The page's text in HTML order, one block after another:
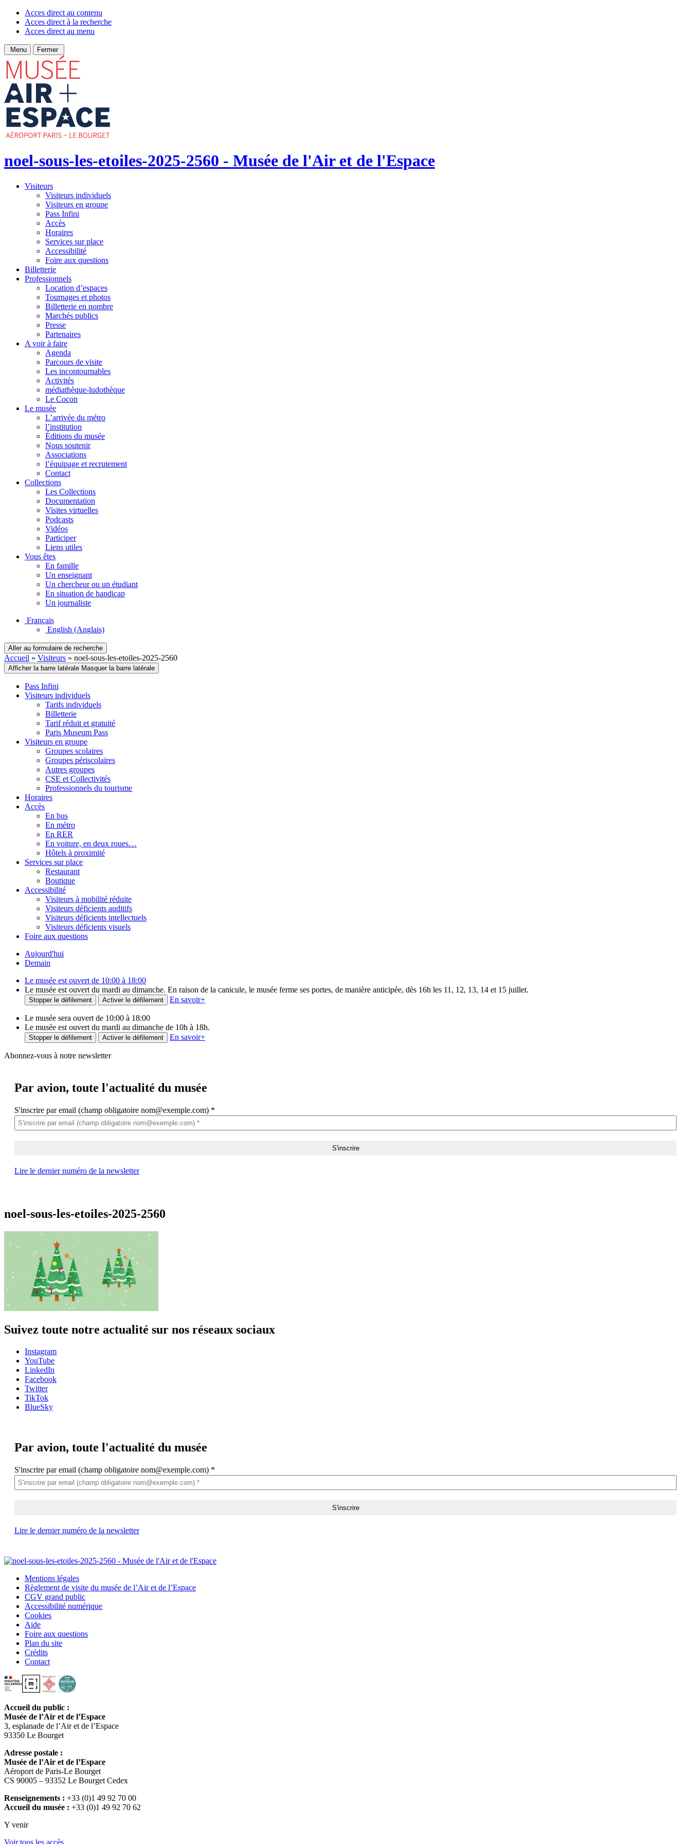
Acces direct au contenu
Acces direct à la recherche
Acces direct au menu
Menu Fermer
noel-sous-les-etoiles-2025-2560 - Musée de l'Air et de l'Espace
Visiteurs
Visiteurs individuels
Visiteurs en groupe
Pass Infini
Accès
Horaires
Services sur place
Accessibilité
Foire aux questions
Billetterie
Professionnels
Location d’espaces
Tournages et photos
Billetterie en nombre
Marchés publics
Presse
Partenaires
A voir à faire
Agenda
Parcours de visite
Les incontournables
Activités
médiathèque-ludothèque
Le Cocon
Le musée
L’arrivée du métro
l’institution
Éditions du musée
Nous soutenir
Associations
l’équipage et recrutement
Contact
Collections
Les Collections
Documentation
Visites virtuelles
Podcasts
Vidéos
Participer
Liens utiles
Vous êtes
En famille
Un enseignant
Un chercheur ou un étudiant
En situation de handicap
Un journaliste
Français
English (Anglais)
Aller au formulaire de recherche
Accueil » Visiteurs » noel-sous-les-etoiles-2025-2560
Afficher la barre latérale Masquer la barre latérale
Pass Infini
Visiteurs individuels
Tarifs individuels
Billetterie
Tarif réduit et gratuité
Paris Museum Pass
Visiteurs en groupe
Groupes scolaires
Groupes périscolaires
Autres groupes
CSE et Collectivités
Professionnels du tourisme
Horaires
Accès
En bus
En métro
En RER
En voiture, en deux roues…
Hôtels à proximité
Services sur place
Restaurant
Boutique
Accessibilité
Visiteurs à mobilité réduite
Visiteurs déficients auditifs
Visiteurs déficients intellectuels
Visiteurs déficients visuels
Foire aux questions
Aujourd'hui
Demain
Le musée est ouvert de 10:00 à 18:00
Le musée est ouvert du mardi au dimanche. En raison de la canicule, le musée ferme ses portes, de manière anticipée, dès 16h les 11, 12, 13, 14 et 15 juillet.
Stopper le défilement Activer le défilement En savoir+
Le musée sera ouvert de 10:00 à 18:00
Le musée est ouvert du mardi au dimanche de 10h à 18h.
Stopper le défilement Activer le défilement En savoir+
Abonnez-vous à notre newsletter
Par avion, toute l'actualité du musée
S'inscrire par email (champ obligatoire nom@exemple.com) *
Lire le dernier numéro de la newsletter
noel-sous-les-etoiles-2025-2560
Suivez toute notre actualité sur nos réseaux sociaux
Instagram
YouTube
LinkedIn
Facebook
Twitter
TikTok
BlueSky
Par avion, toute l'actualité du musée
S'inscrire par email (champ obligatoire nom@exemple.com) *
Lire le dernier numéro de la newsletter
Mentions légales
Règlement de visite du musée de l’Air et de l’Espace
CGV grand public
Accessibilité numérique
Cookies
Aide
Foire aux questions
Plan du site
Crédits
Contact
Accueil du public :
Musée de l’Air et de l’Espace
3, esplanade de l’Air et de l’Espace
93350 Le Bourget
Adresse postale :
Musée de l’Air et de l’Espace
Aéroport de Paris-Le Bourget
CS 90005 – 93352 Le Bourget Cedex
Renseignements : +33 (0)1 49 92 70 00
Accueil du musée : +33 (0)1 49 92 70 62
Y venir